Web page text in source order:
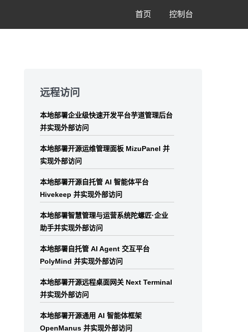
首页 控制台
footer
远程访问
本地部署企业级快速开发平台芋道管理后台
并实现外部访问
本地部署开源运维管理面板 MizuPanel 并
实现外部访问
本地部署开源自托管 AI 智能体平台
Hivekeep 并实现外部访问
本地部署智慧管理与运营系统陀螺匠·企业
助手并实现外部访问
本地部署自托管 AI Agent 交互平台
PolyMind 并实现外部访问
本地部署开源远程桌面网关 Next Terminal
并实现外部访问
本地部署开源通用 AI 智能体框架
OpenManus 并实现外部访问